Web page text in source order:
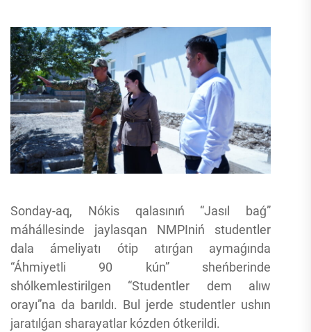
Sonday-aq, Nókis qalasınıń “Jasıl baǵ”
máhállesinde jaylasqan NMPIniń studentler
dala ámeliyatı ótip atırǵan aymaǵında
“Áhmiyetli 90 kún” sheńberinde
shólkemlestirilgen “Studentler dem alıw
orayı”na da barıldı. Bul jerde studentler ushın
jaratılǵan sharayatlar kózden ótkerildi.